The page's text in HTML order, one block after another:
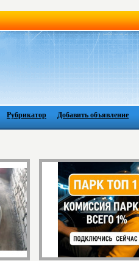
Рубрикатор Добавить объявление